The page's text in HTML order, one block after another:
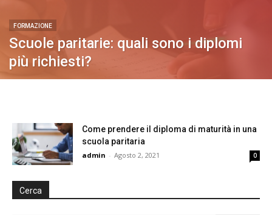
FORMAZIONE
Scuole paritarie: quali sono i diplomi
più richiesti?
Come prendere il diploma di maturità in una
scuola paritaria
admin - Agosto 2, 2021 0
Cerca